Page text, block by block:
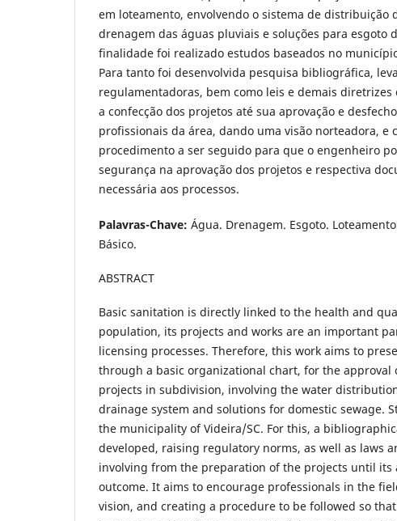
em loteamento, envolvendo o sistema de distribuição
drenagem das águas pluviais e soluções para esgoto
finalidade foi realizado estudos baseados no
Para tanto foi desenvolvida pesquisa bibliográfica,
regulamentadoras, bem como leis e demais diretrizes
a confecção dos projetos até sua aprovação e
profissionais da área, dando uma visão norteadora, e
procedimento a ser seguido para que o engenheiro
segurança na aprovação dos projetos e respectiva
necessária aos processos.
Palavras-Chave: Água. Drenagem. Esgoto.
Básico.
ABSTRACT
Basic sanitation is directly linked to the health and
population, its projects and works are an important
licensing processes. Therefore, this work aims to
through a basic organizational chart, for the approval
projects in subdivision, involving the water
drainage system and solutions for domestic sewage.
the municipality of Videira/SC. For this, a
developed, raising regulatory norms, as well as laws
involving from the preparation of the projects until its
outcome. It aims to encourage professionals in the
vision, and creating a procedure to be followed so